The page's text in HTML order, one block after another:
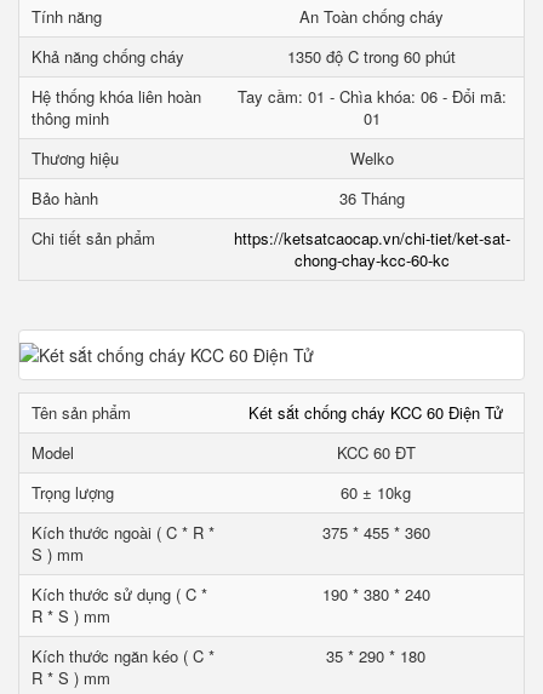
Tính năng
An Toàn chống cháy
Khả năng chống cháy
1350 độ C trong 60 phút
Hệ thống khóa liên hoàn
thông minh
Tay cầm: 01 - Chìa khóa: 06 - Đổi mã:
01
Thương hiệu
Welko
Bảo hành
36 Tháng
Chi tiết sản phẩm
https://ketsatcaocap.vn/chi-tiet/ket-sat-
chong-chay-kcc-60-kc
Tên sản phẩm
Két sắt chống cháy KCC 60 Điện Tử
Model
KCC 60 ĐT
Trọng lượng
60 ± 10kg
Kích thước ngoài ( C * R *
S ) mm
375 * 455 * 360
Kích thước sử dụng ( C *
R * S ) mm
190 * 380 * 240
Kích thước ngăn kéo ( C *
R * S ) mm
35 * 290 * 180